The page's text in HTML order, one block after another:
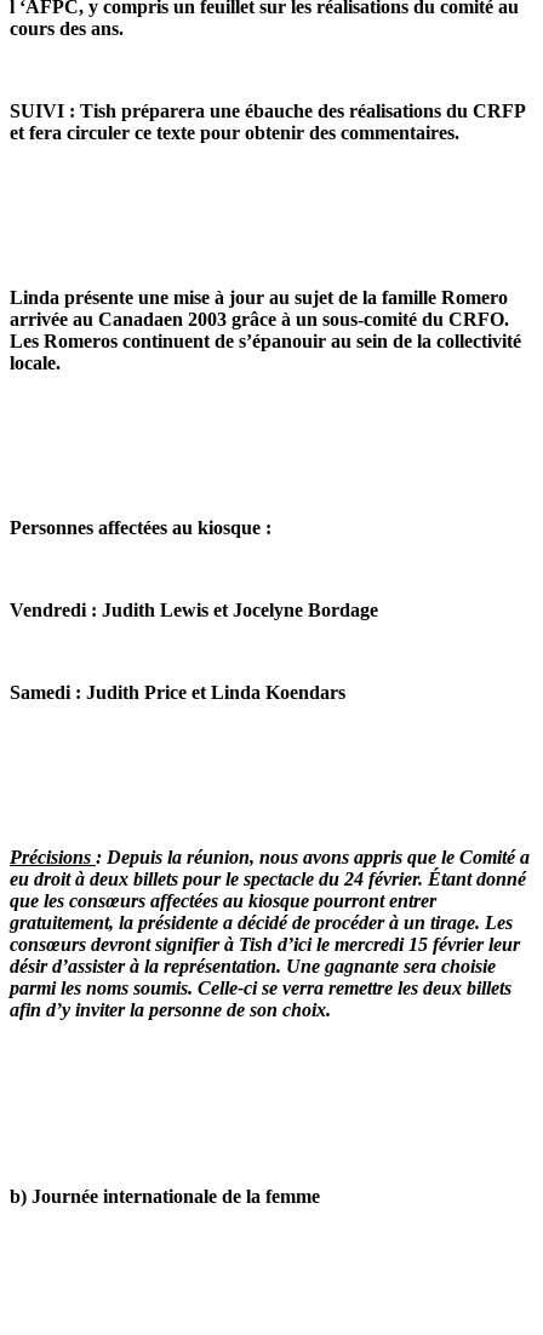
l ‘AFPC, y compris un feuillet sur les réalisations du comité au
cours des ans.
SUIVI : Tish préparera une ébauche des réalisations du CRFP
et fera circuler ce texte pour obtenir des commentaires.
Linda présente une mise à jour au sujet de la famille Romero
arrivée au Canadaen 2003 grâce à un sous-comité du CRFO.
Les Romeros continuent de s’épanouir au sein de la collectivité
locale.
Personnes affectées au kiosque :
Vendredi : Judith Lewis et Jocelyne Bordage
Samedi : Judith Price et Linda Koendars
Précisions : Depuis la réunion, nous avons appris que le Comité a
eu droit à deux billets pour le spectacle du 24 février. Étant donné
que les consœurs affectées au kiosque pourront entrer
gratuitement, la présidente a décidé de procéder à un tirage. Les
consœurs devront signifier à Tish d’ici le mercredi 15 février leur
désir d’assister à la représentation. Une gagnante sera choisie
parmi les noms soumis. Celle-ci se verra remettre les deux billets
afin d’y inviter la personne de son choix.
b) Journée internationale de la femme